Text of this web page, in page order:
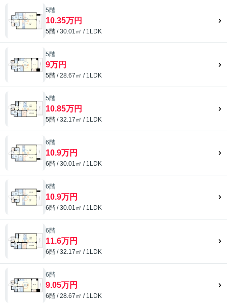
5階
10.35万円
5階 / 30.01㎡ / 1LDK
5階
9万円
5階 / 28.67㎡ / 1LDK
5階
10.85万円
5階 / 32.17㎡ / 1LDK
6階
10.9万円
6階 / 30.01㎡ / 1LDK
6階
10.9万円
6階 / 30.01㎡ / 1LDK
6階
11.6万円
6階 / 32.17㎡ / 1LDK
6階
9.05万円
6階 / 28.67㎡ / 1LDK